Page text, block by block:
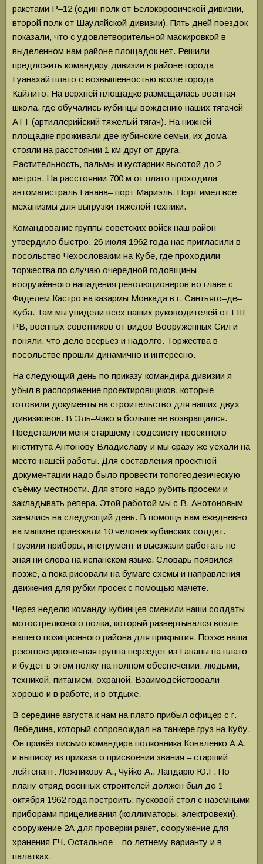
ракетами Р–12 (один полк от Белокоровичской дивизии,
второй полк от Шауляйской дивизии). Пять дней поездок
показали, что с удовлетворительной маскировкой в
выделенном нам районе площадок нет. Решили
предложить командиру дивизии в районе города
Гуанахай плато с возвышенностью возле города
Кайлито. На верхней площадке размещалась военная
школа, где обучались кубинцы вождению наших тягачей
АТТ (артиллерийский тяжелый тягач). На нижней
площадке проживали две кубинские семьи, их дома
стояли на расстоянии 1 км друг от друга.
Растительность, пальмы и кустарник высотой до 2
метров. На расстоянии 700 м от плато проходила
автомагистраль Гавана– порт Мариэль. Порт имел все
механизмы для выгрузки тяжелой техники.
Командование группы советских войск наш район
утвердило быстро. 26 июля 1962 года нас пригласили в
посольство Чехословакии на Кубе, где проходили
торжества по случаю очередной годовщины
вооружённого нападения революционеров во главе с
Фиделем Кастро на казармы Монкада в г. Сантьяго–де–
Куба. Там мы увидели всех наших руководителей от ГШ
РВ, военных советников от видов Вооружённых Сил и
поняли, что дело всерьёз и надолго. Торжества в
посольстве прошли динамично и интересно.
На следующий день по приказу командира дивизии я
убыл в распоряжение проектировщиков, которые
готовили документы на строительство для наших двух
дивизионов. В Эль–Чико я больше не возвращался.
Представили меня старшему геодезисту проектного
института Антонову Владиславу и мы сразу же уехали на
место нашей работы. Для составления проектной
документации надо было провести топогеодезическую
съёмку местности. Для этого надо рубить просеки и
закладывать репера. Этой работой мы с В. Анотоновым
занялись на следующий день. В помощь нам ежедневно
на машине приезжали 10 человек кубинских солдат.
Грузили приборы, инструмент и выезжали работать не
зная ни слова на испанском языке. Словарь появился
позже, а пока рисовали на бумаге схемы и направления
движения для рубки просек с помощью мачете.
Через неделю команду кубинцев сменили наши солдаты
мотострелкового полка, который развертывался возле
нашего позиционного района для прикрытия. Позже наша
рекогносцировочная группа переедет из Гаваны на плато
и будет в этом полку на полном обеспечении: людьми,
техникой, питанием, охраной. Взаимодействовали
хорошо и в работе, и в отдыхе.
В середине августа к нам на плато прибыл офицер с г.
Лебедина, который сопровождал на танкере груз на Кубу.
Он привёз письмо командира полковника Коваленко А.А.
и выписку из приказа о присвоении звания – старший
лейтенант: Ложникову А., Чуйко А., Ландарю Ю.Г. По
плану отряд военных строителей должен был до 1
октября 1962 года построить: пусковой стол с наземными
приборами прицеливания (коллиматоры, электровехи),
сооружение 2А для проверки ракет, сооружение для
хранения ГЧ. Остальное – по летнему варианту и в
палатках.